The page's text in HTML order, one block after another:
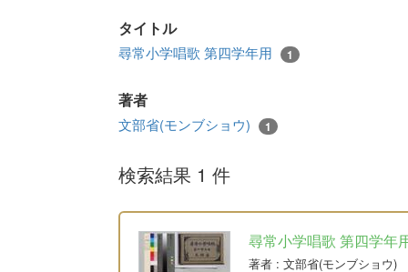
タイトル
尋常小学唱歌 第四学年用 1
著者
文部省(モンブショウ) 1
検索結果 1 件
尋常小学唱歌 第四学年
著者 : 文部省(モンブショウ)